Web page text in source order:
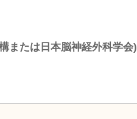
または日本脳神経外科学会